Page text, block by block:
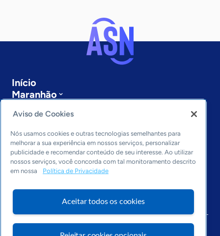
Início
Maranhão
Últimas notícias
Entre em contato
Editorias
Economia & Política
Inovação & Tecnologia
Aviso de Cookies
Nós usamos cookies e outras tecnologias semelhantes para
melhorar a sua experiência em nossos serviços, personalizar
publicidade e recomendar conteúdo de seu interesse. Ao utilizar
nossos serviços, você concorda com tal monitoramento descrito
em nossa
Política de Privacidade
Aceitar todos os cookies